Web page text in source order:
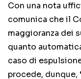
Con una nota
comunica che il
maggioranza dei
quanto
caso di
procede, dunque,